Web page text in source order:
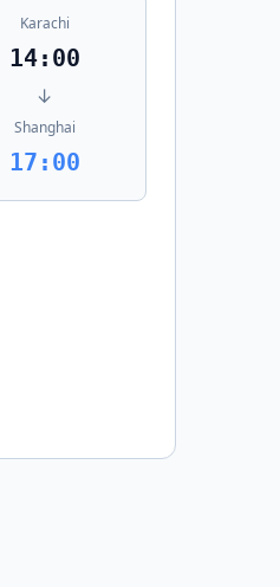
Karachi
14:00
↓
Shanghai
17:00